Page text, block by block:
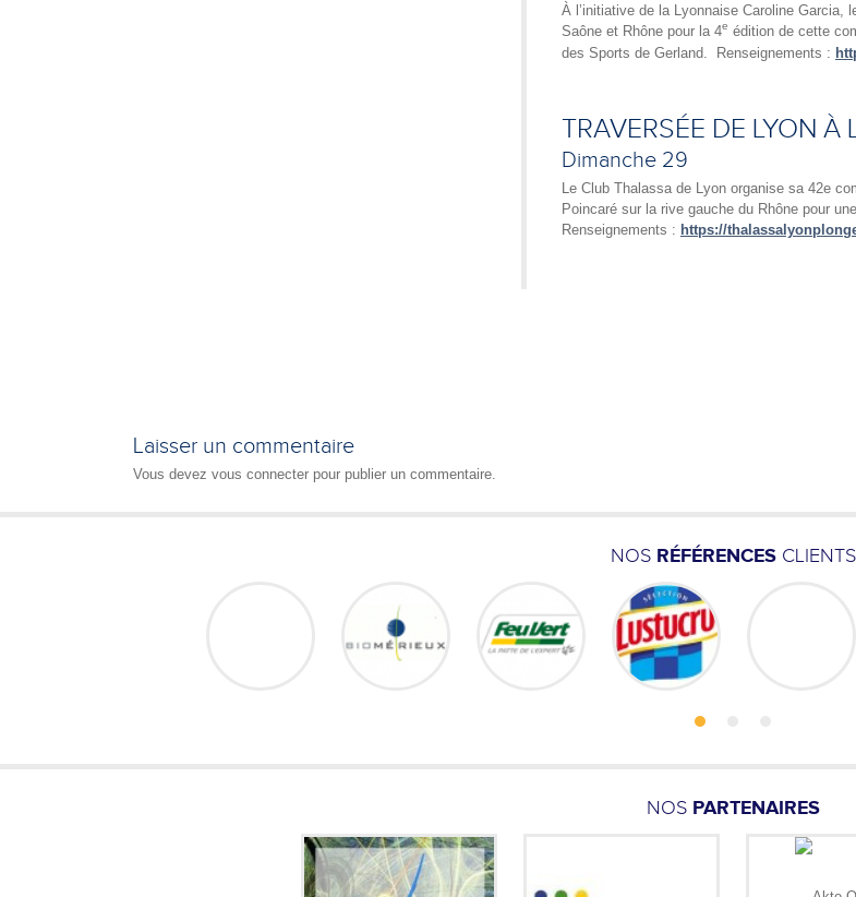
À l’initiative de la Lyonnaise Caroline Garcia,
Saône et Rhône pour la 4e édition de cette
des Sports de Gerland. Renseignements :
TRAVERSÉE DE LYON À
Dimanche 29
Le Club Thalassa de Lyon organise sa 42e
Poincaré sur la rive gauche du Rhône pour
Renseignements : https://
Laisser un commentaire
Vous devez vous connecter pour publier un commentaire.
NOS RÉFÉRENCESCLIENTS
NOS PARTENAIRES